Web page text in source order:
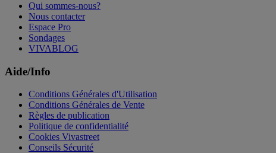
Qui sommes-nous?
Nous contacter
Espace Pro
Sondages
VIVABLOG
Aide/Info
Conditions Générales d'Utilisation
Conditions Générales de Vente
Règles de publication
Politique de confidentialité
Cookies Vivastreet
Conseils Sécurité